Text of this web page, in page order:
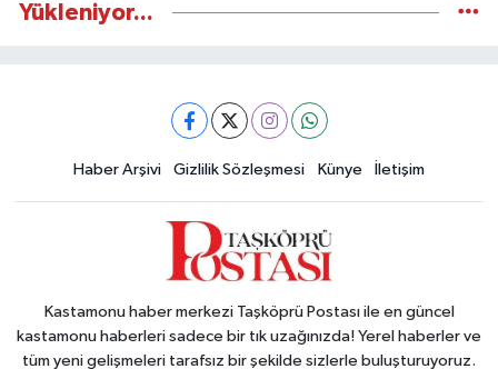
Yükleniyor...
Haber Arşivi Gizlilik Sözleşmesi Künye İletişim
Kastamonu haber merkezi Taşköprü Postası ile en güncel
kastamonu haberleri sadece bir tık uzağınızda! Yerel haberler ve
tüm yeni gelişmeleri tarafsız bir şekilde sizlerle buluşturuyoruz.